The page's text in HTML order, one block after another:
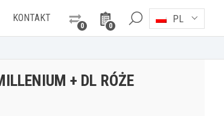
0
0
PL
KONTAKT
+ DL RÓŻE